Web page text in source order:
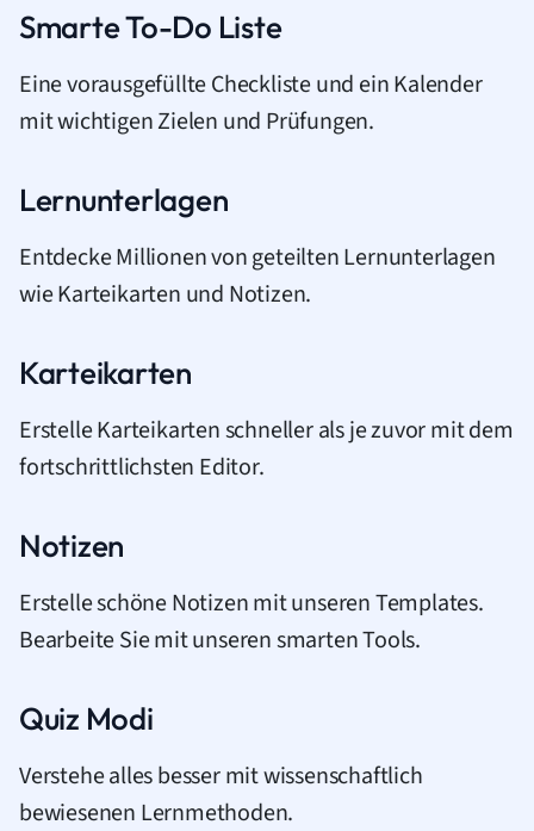
Smarte To-Do Liste
Eine vorausgefüllte Checkliste und ein Kalender
mit wichtigen Zielen und Prüfungen.
Lernunterlagen
Entdecke Millionen von geteilten Lernunterlagen
wie Karteikarten und Notizen.
Karteikarten
Erstelle Karteikarten schneller als je zuvor mit dem
fortschrittlichsten Editor.
Notizen
Erstelle schöne Notizen mit unseren Templates.
Bearbeite Sie mit unseren smarten Tools.
Quiz Modi
Verstehe alles besser mit wissenschaftlich
bewiesenen Lernmethoden.